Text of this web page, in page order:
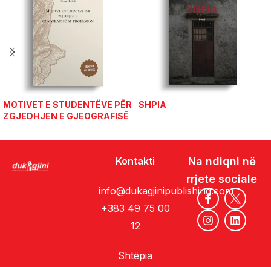
MOTIVET E STUDENTËVE PËR
ZGJEDHJEN E GJEOGRAFISË
SHPIA
Kontakti
info@dukagjinipublishing.com
+383 49 75 00
12
Shtëpia
Na ndiqni në
rrjete sociale